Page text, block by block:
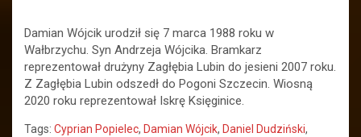
Damian Wójcik urodził się 7 marca 1988 roku w
Wałbrzychu. Syn Andrzeja Wójcika. Bramkarz
reprezentował drużyny Zagłębia Lubin do jesieni 2007 roku.
Z Zagłębia Lubin odszedł do Pogoni Szczecin. Wiosną
2020 roku reprezentował Iskrę Księginice.
Tags: Cyprian Popielec, Damian Wójcik, Daniel Dudziński,